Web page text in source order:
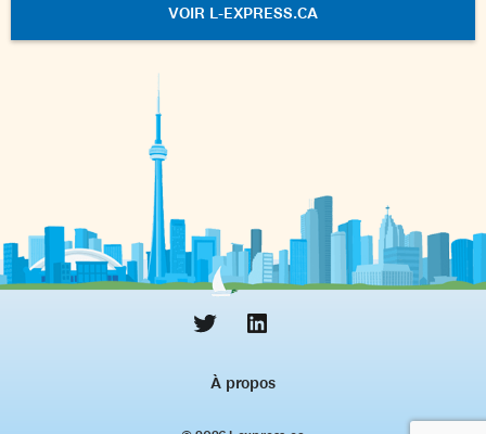
VOIR L-EXPRESS.CA
À propos